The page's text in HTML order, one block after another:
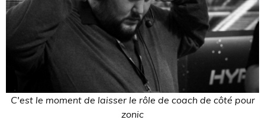
C'est le moment de laisser le rôle de coach de côté pour
zonic